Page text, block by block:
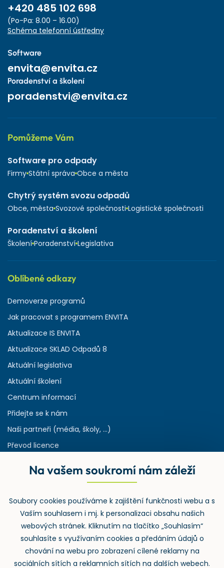
+420 485 102 698
(Po-Pa: 8.00 – 16.00)
Schéma telefonní ústředny
Software
envita@envita.cz
Poradenství a školení
poradenstvi@envita.cz
Pomůžeme Vám
Software pro odpady
Firmy Státní správa Obce a města
Chytrý systém svozu odpadů
Obce, města Svozové společnosti Logistické společnosti
Poradenství a školení
Školení Poradenství Legislativa
Oblíbené odkazy
Demoverze programů
Jak pracovat s programem ENVITA
Aktualizace IS ENVITA
Aktualizace SKLAD Odpadů 8
Aktuální legislativa
Aktuální školení
Centrum informací
Přidejte se k nám
Naši partneři (média, školy, ...)
Převod licence
Rejstřík používaných zkratek v odpadech
Zpětný odběr
Na vašem soukromí nám záleží
Soubory cookies používáme k zajištění funkčnosti webu a s
Vaším souhlasem i mj. k personalizaci obsahu našich
webových stránek. Kliknutím na tlačítko „Souhlasím“
souhlasíte s využívaním cookies a předáním údajů o
chování na webu pro zobrazení cílené reklamy na
sociálních sítích a reklamních sítích na dalších webech.